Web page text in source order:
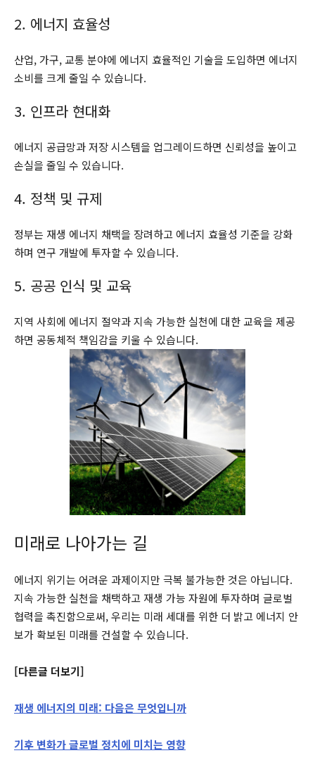
2. 에너지 효율성
산업, 가구, 교통 분야에 에너지 효율적인 기술을 도입하면 에너지
소비를 크게 줄일 수 있습니다.
3. 인프라 현대화
에너지 공급망과 저장 시스템을 업그레이드하면 신뢰성을 높이고
손실을 줄일 수 있습니다.
4. 정책 및 규제
정부는 재생 에너지 채택을 장려하고 에너지 효율성 기준을 강화
하며 연구 개발에 투자할 수 있습니다.
5. 공공 인식 및 교육
지역 사회에 에너지 절약과 지속 가능한 실천에 대한 교육을 제공
하면 공동체적 책임감을 키울 수 있습니다.
미래로 나아가는 길
에너지 위기는 어려운 과제이지만 극복 불가능한 것은 아닙니다.
지속 가능한 실천을 채택하고 재생 가능 자원에 투자하며 글로벌
협력을 촉진함으로써, 우리는 미래 세대를 위한 더 밝고 에너지 안
보가 확보된 미래를 건설할 수 있습니다.
[다른글 더보기]
재생 에너지의 미래: 다음은 무엇입니까
기후 변화가 글로벌 정치에 미치는 영향